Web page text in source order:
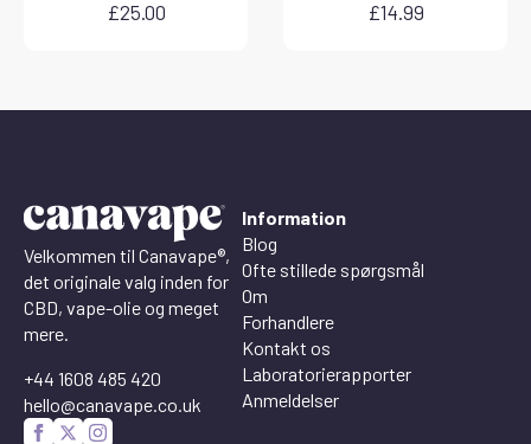
£25.00 £14.99
Velkommen til Canavape®,
det originale valg inden for
CBD, vape-olie og meget
mere.
+44 1608 485 420
hello@canavape.co.uk
Information
Blog
Ofte stillede spørgsmål
Om
Forhandlere
Kontakt os
Laboratorierapporter
Anmeldelser